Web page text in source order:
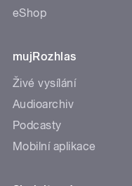
eShop
mujRozhlas
Živé vysílání
Audioarchiv
Podcasty
Mobilní aplikace